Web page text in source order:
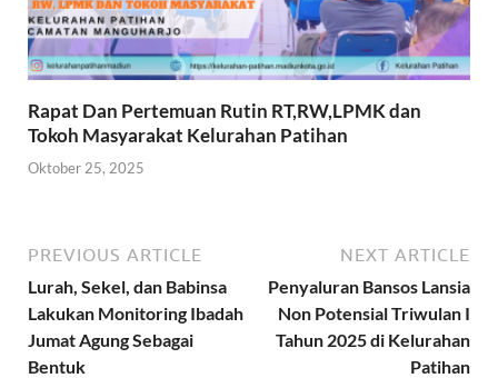
Rapat Dan Pertemuan Rutin RT,RW,LPMK dan
Tokoh Masyarakat Kelurahan Patihan
Oktober 25, 2025
PREVIOUS ARTICLE
Lurah, Sekel, dan Babinsa
Lakukan Monitoring Ibadah
Jumat Agung Sebagai
Bentuk
NEXT ARTICLE
Penyaluran Bansos Lansia
Non Potensial Triwulan I
Tahun 2025 di Kelurahan
Patihan